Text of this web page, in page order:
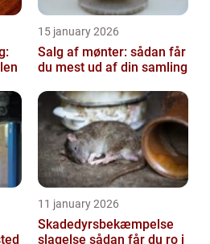
15 january 2026
Salg af mønter: sådan får
du mest ud af din samling
11 january 2026
Skadedyrsbekæmpelse
slagelse sådan får du ro i